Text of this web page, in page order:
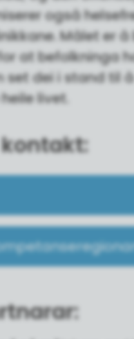
også
Målet er
at befolkninga
set dei i stand til å
livet.